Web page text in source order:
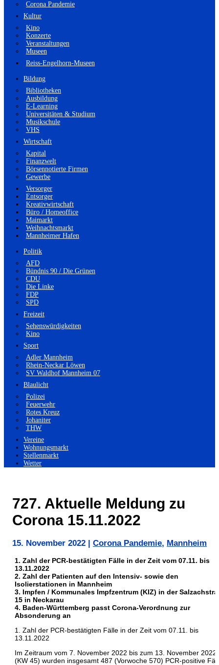
Corona Pandemie
Kultur
Kino
Konzerte
Veranstaltungen
Museen
Reiss-Engelhorn-Museen
Bildung
Bibliotheken
Ausbildung
E-Learning
Universitäten & Studium
Musikschule
VHS
Wirtschaft
Kapital
Finanzwelt
Börsennotierte Firmen
Gewerbe
Versorger
Entsorger
Kreativwirtschaft
Büro / Homeoffice
Maimarkt
Weihnachtsmarkt
Mannheimer Hafen
Politik
AFD
Bündnis 90 / Die Grünen
CDU
Die Linke
FDP
SPD
Freizeit
Sehenswürdigkeiten
Kino
Sport
Adler Mannheim
Rhein-Neckar Löwen
SV Waldhof Mannheim 07
Blaulicht
Polizei
Feuerwehr
Rotes Kreuz
Johaniter
THW
Vereine
Wohnungsmarkt
Stellenmarkt
Wetter
727. Aktuelle Meldung zu
Corona 15.11.2022
15. November 2022 Corona Pandemie, Mannheim
1. Zahl der PCR-bestätigten Fälle in der Zeit vom 07.11. bis
13.11.2022
2. Zahl der Patienten auf den Intensiv- sowie den
Isolierstationen in Mannheim
3. Impfen / Kommunales Impfzentrum (KIZ) in der
15 in Neckarau
4. Baden-Württemberg passt Corona-Verordnung zur
Absonderung an
1. Zahl der PCR-bestätigten Fälle in der Zeit vom 07.11. bis
13.11.2022
Im Zeitraum vom 7. November 2022 bis zum 13. November 2022
(KW 45) wurden insgesamt 487 (Vorwoche 570) PCR-positive